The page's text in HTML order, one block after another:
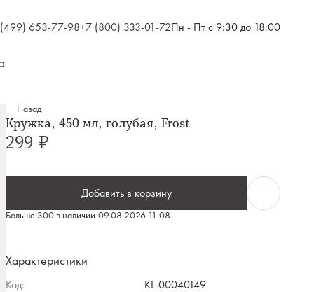
653-77-98+7 (800) 333-01-72Пн - Пт с 9:30 до 18:00
Назад
Кружка, 450 мл, голубая, Frost
299 ₽
Больше 300 в наличии 09.08.2026 11:08
Добавить в корзину
Характеристики
Код:
KL-00040149